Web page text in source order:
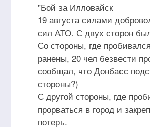
"Бой за Илловайск
19 августа силами
сил АТО. С двух сторон
Со стороны, где
ранены, 20 чел безвести
сообщал, что Донбасс
стороны?)
С другой стороны, где
прорваться в город и
потерь.